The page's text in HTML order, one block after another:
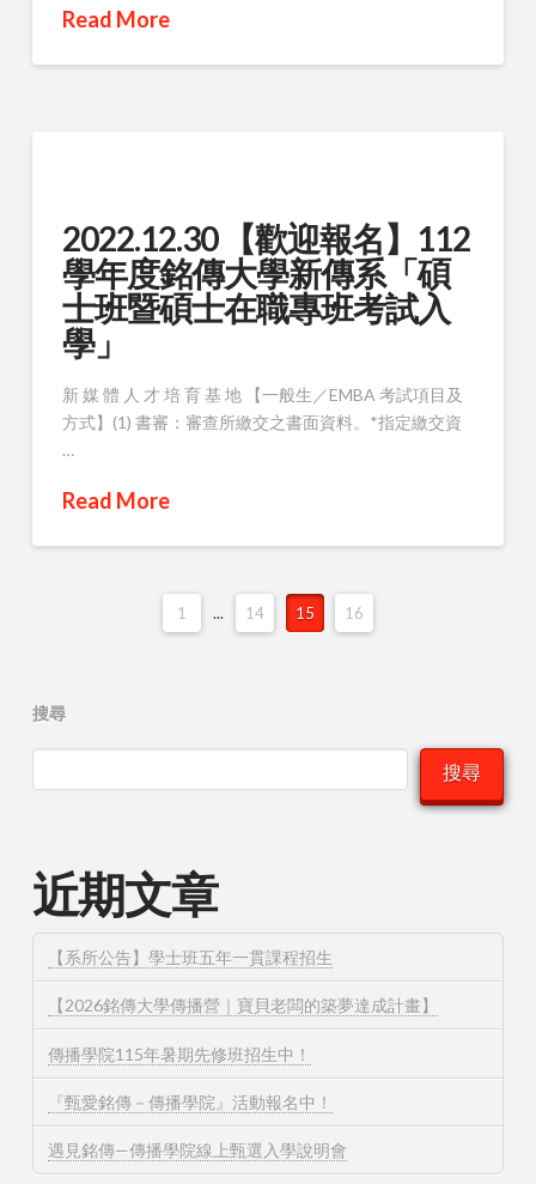
Read More
2022.12.30 【歡迎報名】112
學年度銘傳大學新傳系「碩
士班暨碩士在職專班考試入
學」
新 媒 體 人 才 培 育 基 地 【一般生／EMBA 考試項目及
方式】(1) 書審：審查所繳交之書面資料。*指定繳交資
…
Read More
1 ... 14 15 16
搜尋
搜尋
近期文章
【系所公告】學士班五年一貫課程招生
【2026銘傳大學傳播營｜寶貝老闆的築夢達成計畫】
傳播學院115年暑期先修班招生中！
『甄愛銘傳－傳播學院』活動報名中！
遇見銘傳—傳播學院線上甄選入學說明會